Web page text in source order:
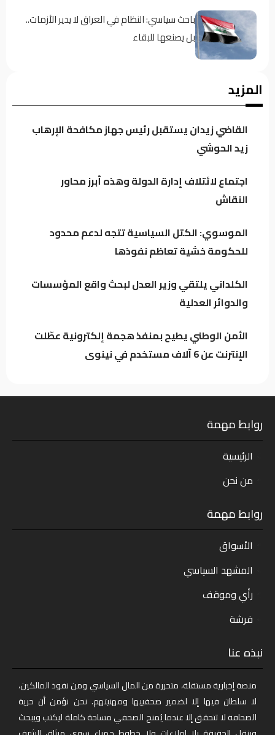
باحث سياسي: النظام في العراق لا يدير الأزمات..
بل يصنعها للبقاء
الموسوي: الكتل السياسية تتجه لدعم محدود
المؤسسات والدوائر العدلية
المزيد
القاضي زيدان يستقبل رئيس جهاز مكافحة الإرهاب
زيد الحوشي
اجتماع لائتلاف إدارة الدولة وهذه أبرز محاور
النقاش
الموسوي: الكتل السياسية تتجه لدعم محدود
للحكومة خشية تعاظم نفوذها
الكلداني يلتقي وزير العدل لبحث واقع المؤسسات
والدوائر العدلية
الأمن الوطني يطيح بمنفذ هجمة إلكترونية عطّلت
الإنترنت عن 6 آلاف مستخدم في نينوى
روابط مهمة
الرئيسية
من نحن
روابط مهمة
الأسواق
المشهد السياسي
رأي وموقف
فرشة
نبذه عنا
منصة إخبارية مستقلة، متحررة من المال السياسي ومن نفوذ المالكين،
لا سلطان فيها إلا لضمير صحفييها ومهنيتهم. نحن نؤمن أن حرية
الصحافة لا تتحقق إلا عندما يُمنح الصحفي مساحة كاملة ليكتب ويبحث